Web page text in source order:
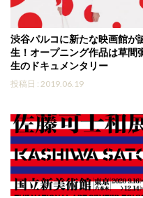
渋谷パルコに新たな映画館が
生！オープニング作品は草間
生のドキュメンタリー
投稿日 : 2019.06.19